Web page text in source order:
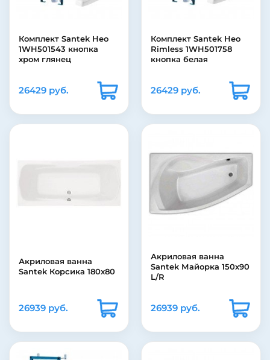
Комплект Santek Нео
1WH501543 кнопка
хром глянец
26429 руб.
Комплект Santek Нео
Rimless 1WH501758
кнопка белая
26429 руб.
Акриловая ванна
Santek Корсика 180х80
26939 руб.
Акриловая ванна
Santek Майорка 150х90
L/R
26939 руб.